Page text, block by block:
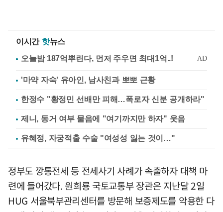
이시간 핫뉴스
'마약 자숙' 유아인, 남사친과 뽀뽀 근황
한정수 "황정민 선배만 피해…폭로자 신분 공개하라"
제니, 동거 여부 물음에 "여기까지만 하자" 웃음
유혜정, 자궁적출 수술 "여성성 잃는 것이…"
정부도 깡통전세 등 전세사기 사례가 속출하자 대책 마
련에 들어갔다. 원희룡 국토교통부 장관은 지난달 2일
HUG 서울북부관리센터를 방문해 보증제도를 악용한 다